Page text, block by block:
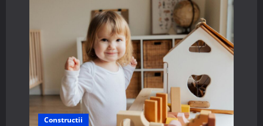
Constructii